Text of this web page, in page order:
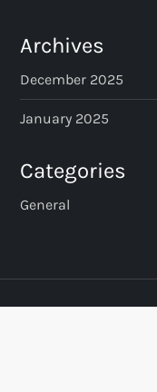
s
p
a
g
i
Archives
December 2025
January 2025
Categories
General